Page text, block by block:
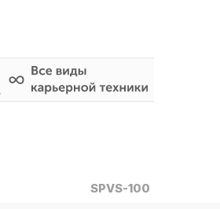
SPVS-100